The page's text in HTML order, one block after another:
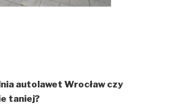
autolawet Wrocław czy
taniej?